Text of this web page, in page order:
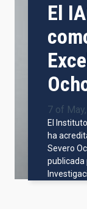
El
7 of
El
ha
Severo
publicada